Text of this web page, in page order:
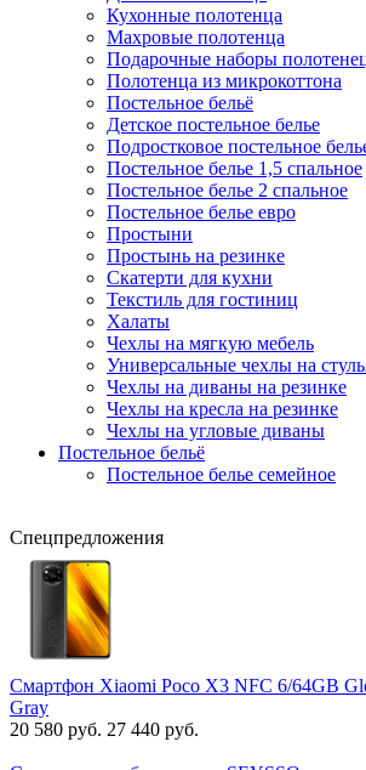
Кухонные полотенца
Махровые полотенца
Подарочные наборы
Полотенца из микрокоттона
Постельное бельё
Детское постельное белье
Подростковое постельное
Постельное белье 1,5 спальное
Постельное белье 2 спальное
Постельное белье евро
Простыни
Простынь на резинке
Скатерти для кухни
Текстиль для гостиниц
Халаты
Чехлы на мягкую мебель
Универсальные чехлы на
Чехлы на диваны на резинке
Чехлы на кресла на резинке
Чехлы на угловые диваны
Постельное бельё
Постельное белье семейное
Спецпредложения
Смартфон Xiaomi Poco X3 NFC 6/64GB
Gray
20 580 руб. 27 440 руб.